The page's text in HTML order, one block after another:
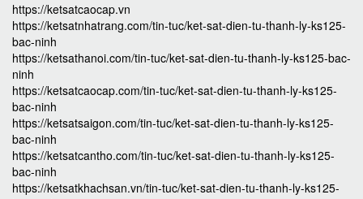
https://ketsatcaocap.vn
https://ketsatnhatrang.com/tin-tuc/ket-sat-dien-tu-thanh-ly-ks125-
bac-ninh
https://ketsathanoi.com/tin-tuc/ket-sat-dien-tu-thanh-ly-ks125-bac-
ninh
https://ketsatcaocap.com/tin-tuc/ket-sat-dien-tu-thanh-ly-ks125-
bac-ninh
https://ketsatsaigon.com/tin-tuc/ket-sat-dien-tu-thanh-ly-ks125-
bac-ninh
https://ketsatcantho.com/tin-tuc/ket-sat-dien-tu-thanh-ly-ks125-
bac-ninh
https://ketsatkhachsan.vn/tin-tuc/ket-sat-dien-tu-thanh-ly-ks125-